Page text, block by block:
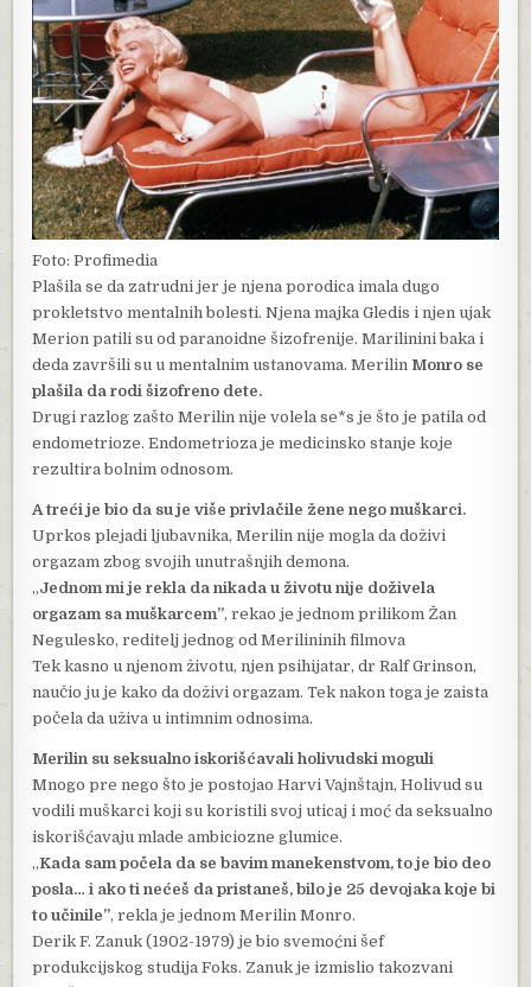
Foto: Profimedia
Plašila se da zatrudni jer je njena porodica imala dugo
prokletstvo mentalnih bolesti. Njena majka Gledis i njen ujak
Merion patili su od paranoidne šizofrenije. Marilinini baka i
deda završili su u mentalnim ustanovama. Merilin Monro se
plašila da rodi šizofreno dete.
Drugi razlog zašto Merilin nije volela se*s je što je patila od
endometrioze. Endometrioza je medicinsko stanje koje
rezultira bolnim odnosom.
A treći je bio da su je više privlačile žene nego muškarci.
Uprkos plejadi ljubavnika, Merilin nije mogla da doživi
orgazam zbog svojih unutrašnjih demona.
„Jednom mi je rekla da nikada u životu nije doživela
orgazam sa muškarcem”, rekao je jednom prilikom Žan
Negulesko, reditelj jednog od Merilininih filmova
Tek kasno u njenom životu, njen psihijatar, dr Ralf Grinson,
naučio ju je kako da doživi orgazam. Tek nakon toga je zaista
počela da uživa u intimnim odnosima.
Merilin su seksualno iskorišćavali holivudski moguli
Mnogo pre nego što je postojao Harvi Vajnštajn, Holivud su
vodili muškarci koji su koristili svoj uticaj i moć da seksualno
iskorišćavaju mlade ambiciozne glumice.
„Kada sam počela da se bavim manekenstvom, to je bio deo
posla… i ako ti nećeš da pristaneš, bilo je 25 devojaka koje bi
to učinile”, rekla je jednom Merilin Monro.
Derik F. Zanuk (1902-1979) je bio svemoćni šef
produkcijskog studija Foks. Zanuk je izmislio takozvani